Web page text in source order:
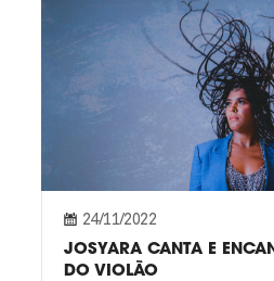
24/11/2022
JOSYARA CANTA E
DO VIOLÃO